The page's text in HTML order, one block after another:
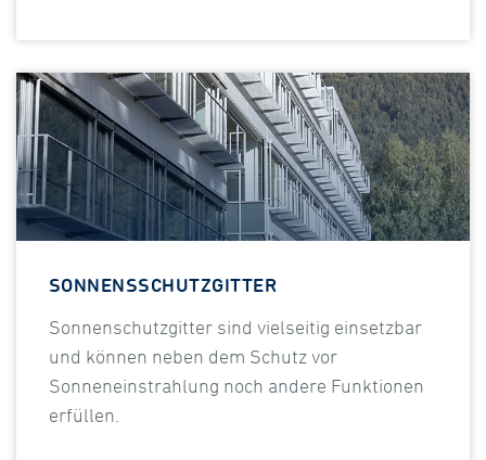
SONNENSSCHUTZGITTER
Sonnenschutzgitter sind vielseitig einsetzbar
und können neben dem Schutz vor
Sonneneinstrahlung noch andere Funktionen
erfüllen.